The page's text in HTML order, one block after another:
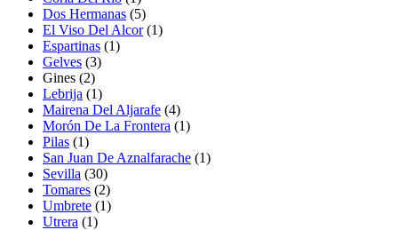
Dos Hermanas (5)
El Viso Del Alcor(1)
Espartinas (1)
Gelves (3)
Gines (2)
Lebrija (1)
Mairena Del Aljarafe (4)
Morón De La Frontera (1)
Pilas (1)
San Juan De Aznalfarache (1)
Sevilla (30)
Tomares (2)
Umbrete (1)
Utrera (1)